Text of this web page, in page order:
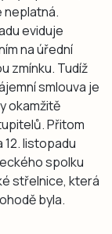
neplatná.
eviduje
na úřední
zmínku. Tudíž
smlouva je
okamžitě
Přitom
listopadu
spolku
střelnice, která
byla.